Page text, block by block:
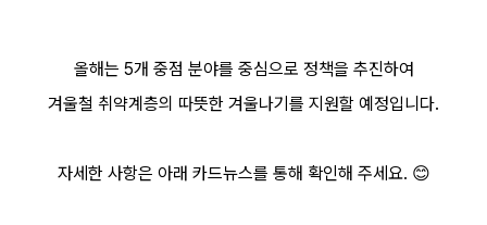
올해는 5개 중점 분야를 중심으로 정책을 추진하여
겨울철 취약계층의 따뜻한 겨울나기를 지원할 예정입니다.
자세한 사항은 아래 카드뉴스를 통해 확인해 주세요. 😊